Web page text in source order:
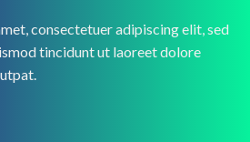
consectetuer adipiscing elit, sed
tincidunt ut laoreet dolore